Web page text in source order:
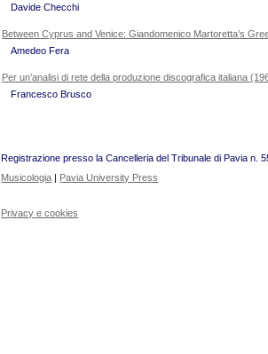
Davide Checchi
Between Cyprus and Venice: Giandomenico Martoretta’s
Amedeo Fera
Per un’analisi di rete della produzione discografica italiana
Francesco Brusco
Registrazione presso la Cancelleria del Tribunale di Pavia n.
Musicologia | Pavia University Press
Privacy e cookies